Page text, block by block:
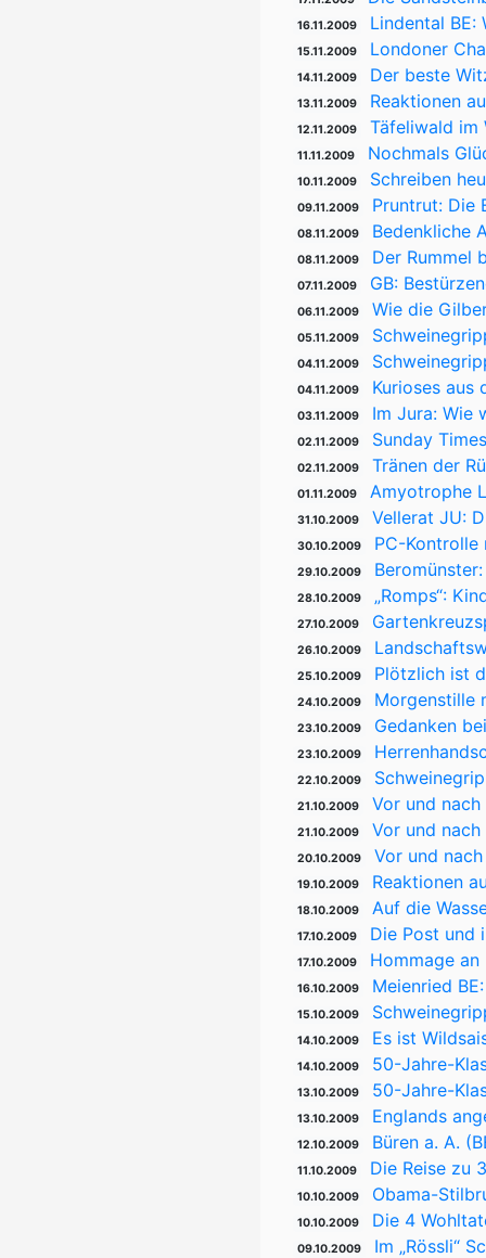
16.11.2009 Lindental BE:
15.11.2009 Londoner
14.11.2009 Der beste
13.11.2009 Reaktionen
12.11.2009 Täfeliwald im
11.11.2009 Nochmals
10.11.2009 Schreiben
09.11.2009 Pruntrut: Die
08.11.2009 Bedenkliche
08.11.2009 Der Rummel
07.11.2009 GB:
06.11.2009 Wie die
05.11.2009
04.11.2009
04.11.2009 Kurioses aus
03.11.2009 Im Jura: Wie
02.11.2009 Sunday
02.11.2009 Tränen der
01.11.2009 Amyotrophe
31.10.2009 Vellerat JU:
30.10.2009 PC-Kontrolle
29.10.2009
28.10.2009 „Romps“:
27.10.2009
26.10.2009
25.10.2009 Plötzlich ist
24.10.2009 Morgenstille
23.10.2009 Gedanken
23.10.2009
22.10.2009
21.10.2009 Vor und
21.10.2009 Vor und
20.10.2009 Vor und
19.10.2009 Reaktionen
18.10.2009 Auf die
17.10.2009 Die Post und
17.10.2009 Hommage
16.10.2009 Meienried
15.10.2009
14.10.2009 Es ist
14.10.2009 50-Jahre-
13.10.2009 50-Jahre-
13.10.2009 Englands
12.10.2009 Büren a. A.
11.10.2009 Die Reise zu
10.10.2009 Obama-
10.10.2009 Die 4
09.10.2009 Im „Rössli“